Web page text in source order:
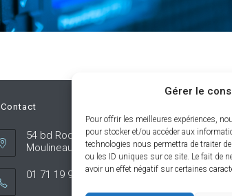
Gérer le
Pour offrir les meilleures expériences,
pour stocker et/ou accéder aux
technologies nous permettra de traiter
ou les ID uniques sur ce site. Le fait de
avoir un effet négatif sur certaines
Contact
54 bd Rodin 92130 Issy-Les-
Moulineaux
01 71 19 95 60